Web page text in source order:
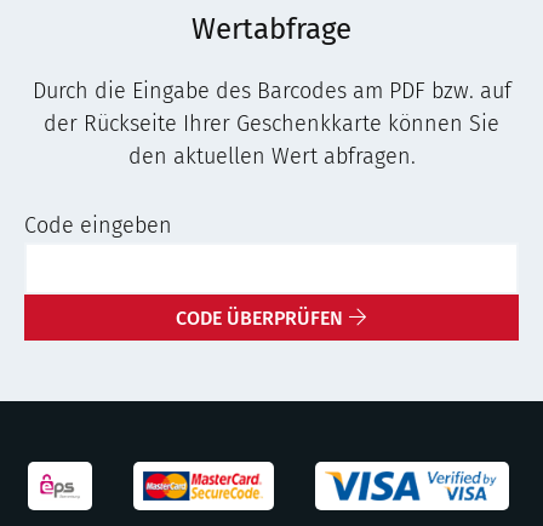
Wertabfrage
Durch die Eingabe des Barcodes am PDF bzw. auf
der Rückseite Ihrer Geschenkkarte können Sie
den aktuellen Wert abfragen.
Code eingeben
CODE ÜBERPRÜFEN